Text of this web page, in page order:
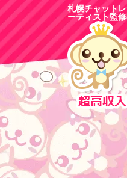
札幌チャット
ーティスト監